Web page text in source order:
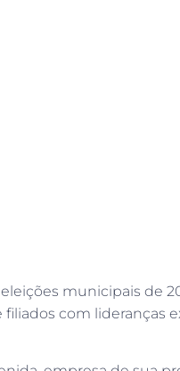
municipais de
com lideranças